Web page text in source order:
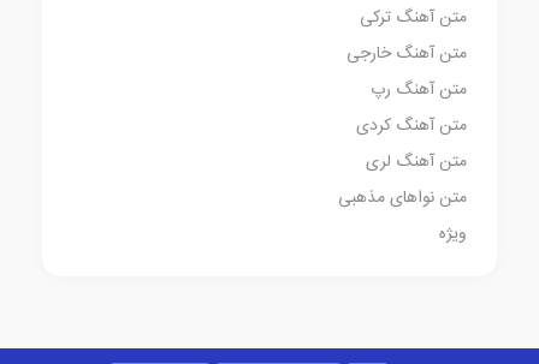
متن آهنگ ترکی
متن آهنگ خارجی
متن آهنگ رپ
متن آهنگ کردی
متن آهنگ لری
متن نواهای مذهبی
ویژه